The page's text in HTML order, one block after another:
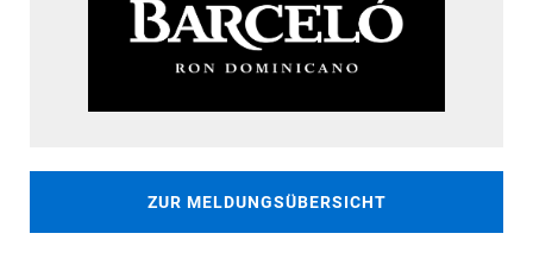
ZUR MELDUNGSÜBERSICHT